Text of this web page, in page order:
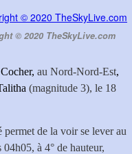
© 2020 TheSkyLive.com
Cocher, au Nord-Nord-Est,
(magnitude 3), le 18
permet de la voir se lever au
à 4° de hauteur,